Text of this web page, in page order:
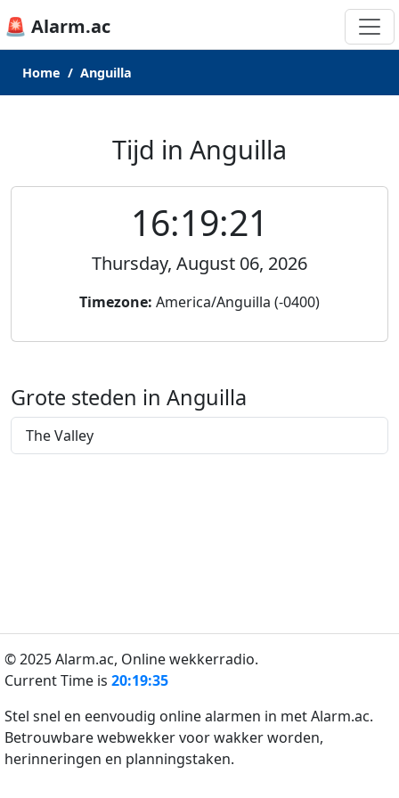
🚨 Alarm.ac
Home Anguilla
Tijd in Anguilla
16:19:21
Thursday, August 06, 2026
Timezone: America/Anguilla (-0400)
Grote steden in Anguilla
The Valley
© 2025 Alarm.ac, Online wekkerradio.
Current Time is 20:19:35
Stel snel en eenvoudig online alarmen in met Alarm.ac.
Betrouwbare webwekker voor wakker worden,
herinneringen en planningstaken.